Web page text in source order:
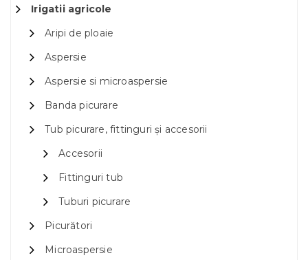
Irigatii agricole
Aripi de ploaie
Aspersie
Aspersie si microaspersie
Banda picurare
Tub picurare, fittinguri și accesorii
Accesorii
Fittinguri tub
Tuburi picurare
Picurători
Microaspersie